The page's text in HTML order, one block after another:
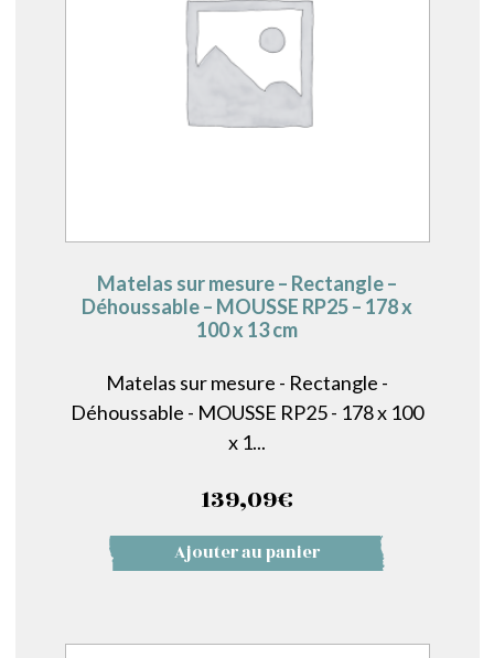
Matelas sur mesure – Rectangle –
Déhoussable – MOUSSE RP25 – 178 x
100 x 13 cm
Matelas sur mesure - Rectangle -
Déhoussable - MOUSSE RP25 - 178 x 100
x 1...
139,09€
Ajouter au panier